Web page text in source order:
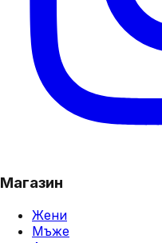
Магазин
Жени
Мъже